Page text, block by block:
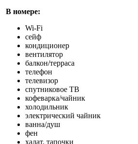
В номере:
Wi-Fi
сейф
кондиционер
вентилятор
балкон/терраса
телефон
телевизор
спутниковое ТВ
кофеварка/чайник
холодильник
электрический чайник
ванна/душ
фен
халат, тапочки